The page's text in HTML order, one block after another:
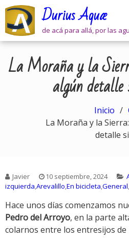
Skip
content
Durius Aquæ
de acá para allá, por las
La Moraña y la
algún detalle
Inicio
La Moraña y la
detalle
Javier 10 septiembre, 2024
izquierda,Arevalillo,En bicicleta,General,
Hace unos días comenzamos
Pedro del Arroyo, en la parte
colarnos entre los entresijos de